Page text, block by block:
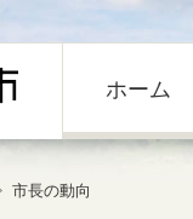
ホーム
市長の動向